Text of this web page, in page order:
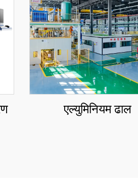
एल्युमिनियम ढाल